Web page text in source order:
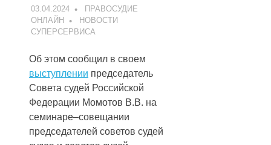
03.04.2024
ПРАВОСУДИЕ
ОНЛАЙН
НОВОСТИ
СУПЕРСЕРВИСА
Об этом сообщил в своем
выступлении председатель
Совета судей Российской
Федерации Момотов В.В. на
семинаре–совещании
председателей советов судей